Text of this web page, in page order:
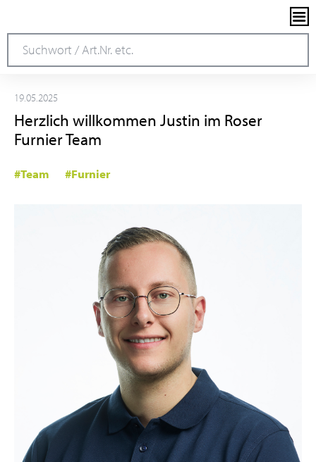
19.05.2025
Herzlich willkommen Justin im Roser
Furnier Team
#Team #Furnier